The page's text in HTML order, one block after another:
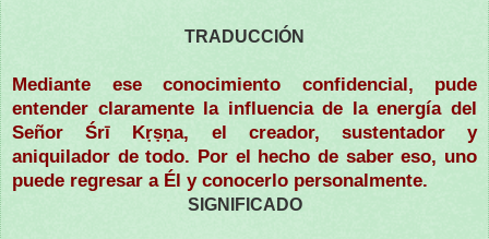
TRADUCCIÓN
Mediante ese conocimiento confidencial, pude
entender claramente la influencia de la energía del
Señor Śrī Kṛṣṇa, el creador, sustentador y
aniquilador de todo. Por el hecho de saber eso, uno
puede regresar a Él y conocerlo personalmente.
SIGNIFICADO